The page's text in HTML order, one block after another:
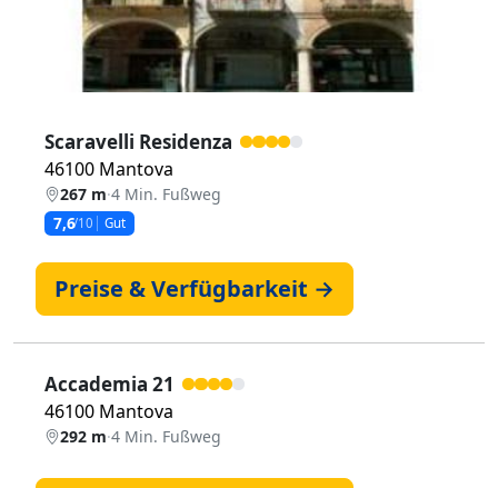
Scaravelli Residenza
46100 Mantova
267 m·4 Min. Fußweg
7,6/10 Gut
Preise & Verfügbarkeit →
Accademia 21
46100 Mantova
292 m·4 Min. Fußweg